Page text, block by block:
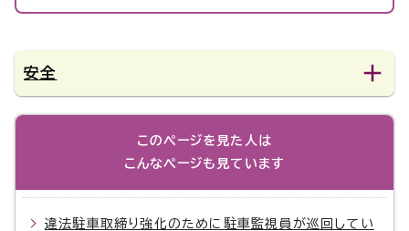
安全
このページを見た人は
こんなページも見ています
違法駐車取締り強化のために駐車監視員が巡回してい